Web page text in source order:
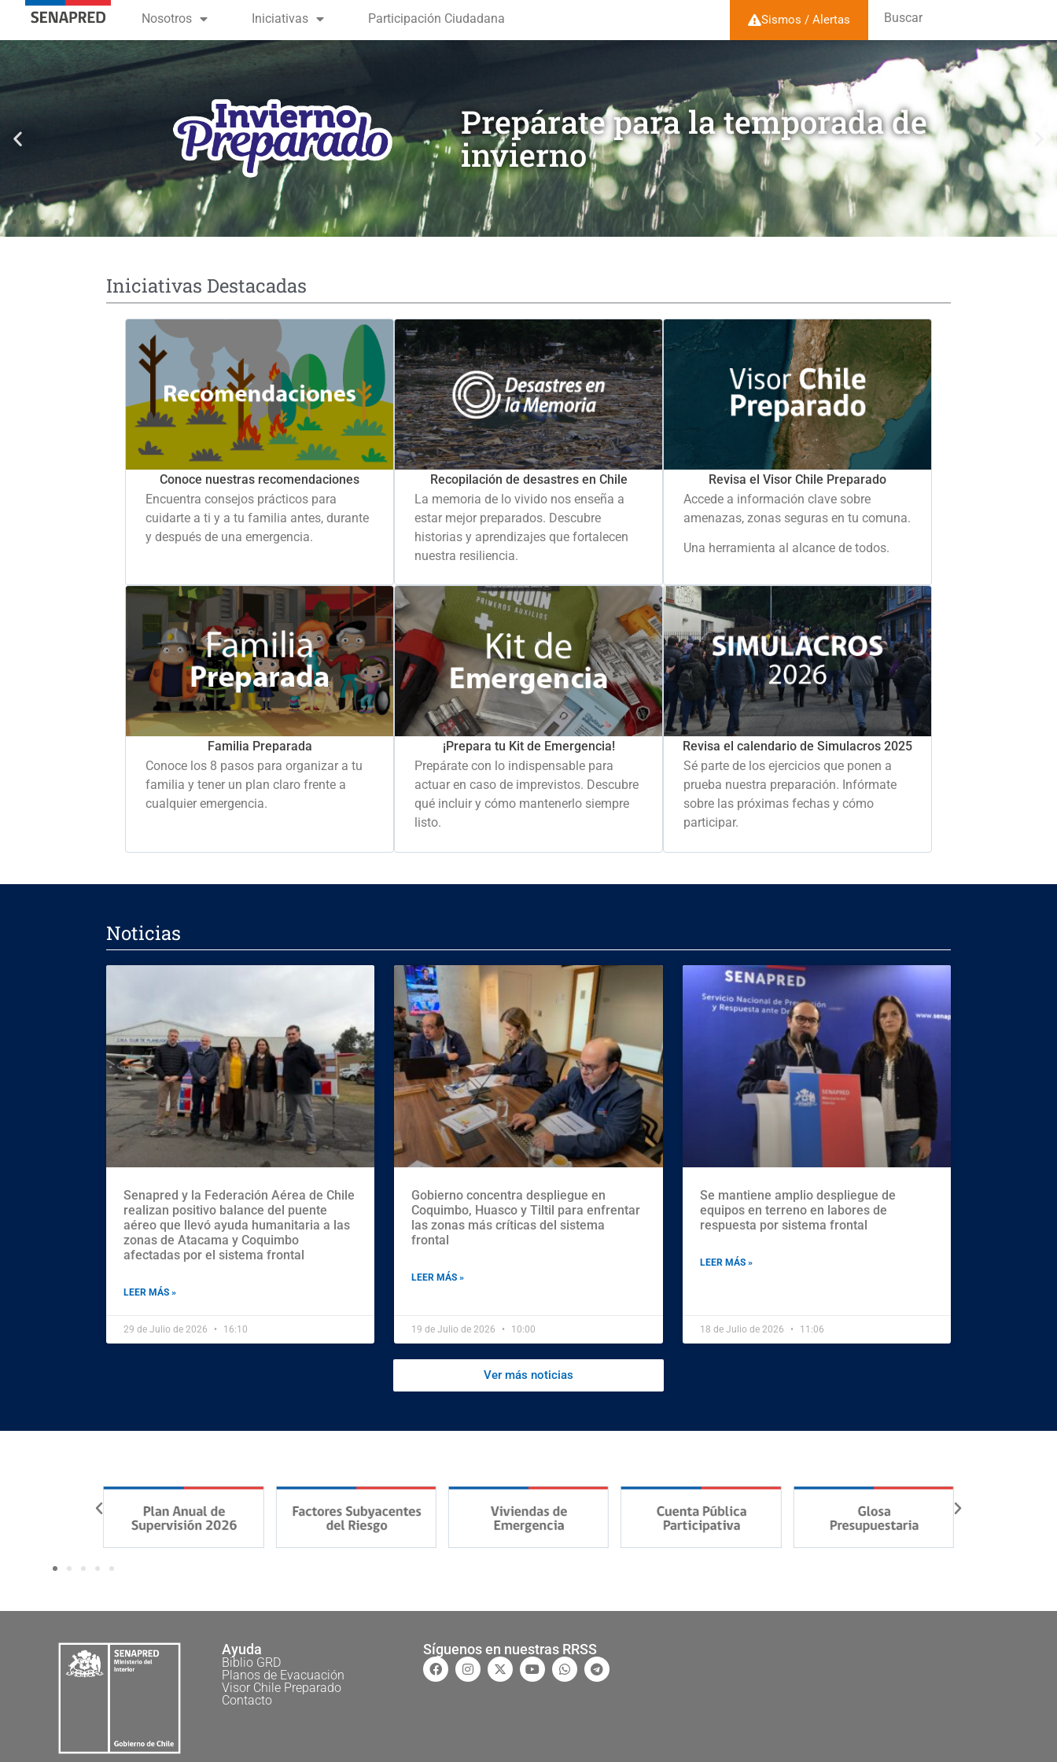
contenido
Nosotros Iniciativas Participación Ciudadana Sismos / Alertas Buscar
Prepárate para la temporada de
invierno
Iniciativas Destacadas
Conoce nuestras recomendaciones
Encuentra consejos prácticos para
cuidarte a ti y a tu familia antes, durante
y después de una emergencia.
Recopilación de desastres en Chile
La memoria de lo vivido nos enseña a
estar mejor preparados. Descubre
historias y aprendizajes que fortalecen
nuestra resiliencia.
Revisa el Visor Chile Preparado
Accede a información clave sobre
amenazas, zonas seguras en tu comuna.
Una herramienta al alcance de todos.
Familia Preparada
Conoce los 8 pasos para organizar a tu
familia y tener un plan claro frente a
cualquier emergencia.
¡Prepara tu Kit de Emergencia!
Prepárate con lo indispensable para
actuar en caso de imprevistos. Descubre
qué incluir y cómo mantenerlo siempre
listo.
Revisa el calendario de Simulacros 2025
Sé parte de los ejercicios que ponen a
prueba nuestra preparación. Infórmate
sobre las próximas fechas y cómo
participar.
Noticias
Senapred y la Federación Aérea de Chile
realizan positivo balance del puente
aéreo que llevó ayuda humanitaria a las
zonas de Atacama y Coquimbo
afectadas por el sistema frontal
LEER MÁS »
29 de Julio de 2026 16:10
Gobierno concentra despliegue en
Coquimbo, Huasco y Tiltil para enfrentar
las zonas más críticas del sistema
frontal
LEER MÁS »
19 de Julio de 2026 10:00
Se mantiene amplio despliegue de
equipos en terreno en labores de
respuesta por sistema frontal
LEER MÁS »
18 de Julio de 2026 11:06
Ver más noticias
Ayuda
Biblio GRD
Planos de Evacuación
Visor Chile Preparado
Contacto
Síguenos en nuestras RRSS